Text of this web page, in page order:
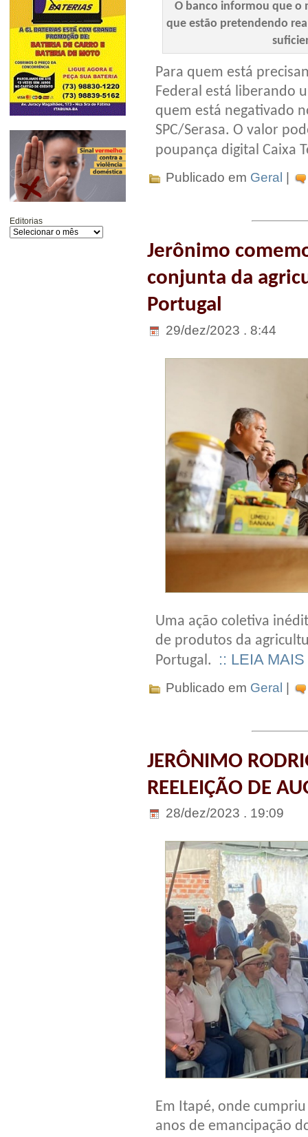
Editorias
O banco informou que o
que estão pretendendo
Para quem está
Federal está liberando
quem está negativado
SPC/Serasa. O valor
poupança digital Caixa
Publicado em Geral
Jerônimo
conjunta da
Portugal
29/dez/2023 . 8:44
Uma ação coletiva
de produtos da
Portugal. :: LEIA MAIS
Publicado em Geral |
JERÔNIMO
REELEIÇÃO DE
28/dez/2023 . 19:09
Em Itapé, onde
anos de emancipação